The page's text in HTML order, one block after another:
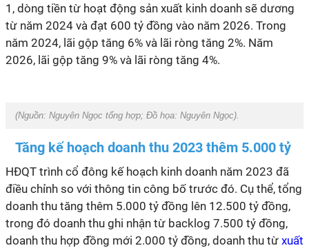
1, dòng tiền từ hoạt động sản xuất kinh doanh sẽ dương
từ năm 2024 và đạt 600 tỷ đồng vào năm 2026. Trong
năm 2024, lãi gộp tăng 6% và lãi ròng tăng 2%. Năm
2026, lãi gộp tăng 9% và lãi ròng tăng 4%.
(Nguồn: Nguyên Ngọc tổng hợp; Đồ họa: Nguyên Ngọc).
Tăng kế hoạch doanh thu 2023 thêm 5.000 tỷ
HĐQT trình cổ đông kế hoạch kinh doanh năm 2023 đã
điều chỉnh so với thông tin công bố trước đó. Cụ thể, tổng
doanh thu tăng thêm 5.000 tỷ đồng lên 12.500 tỷ đồng,
trong đó doanh thu ghi nhận từ backlog 7.500 tỷ đồng,
doanh thu hợp đồng mới 2.000 tỷ đồng, doanh thu từ xuất